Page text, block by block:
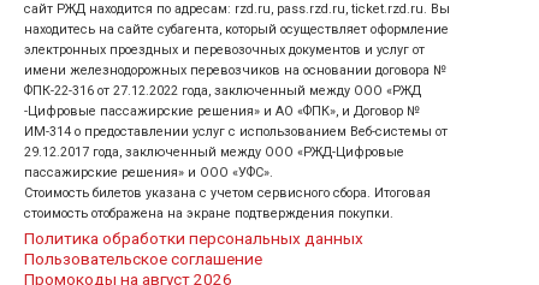
сайт РЖД находится по адресам: rzd.ru, pass.rzd.ru, ticket.rzd.ru. Вы
находитесь на сайте субагента, который осуществляет оформление
электронных проездных и перевозочных документов и услуг от
имени железнодорожных перевозчиков на основании договора №
ФПК-22-316 от 27.12.2022 года, заключенный между ООО «РЖД
-Цифровые пассажирские решения» и АО «ФПК», и Договор №
ИМ-314 о предоставлении услуг с использованием Веб-системы от
29.12.2017 года, заключенный между ООО «РЖД-Цифровые
пассажирские решения» и ООО «УФС».
Стоимость билетов указана с учетом сервисного сбора. Итоговая
стоимость отображена на экране подтверждения покупки.
Политика обработки персональных данных
Пользовательское соглашение
Промокоды на август 2026